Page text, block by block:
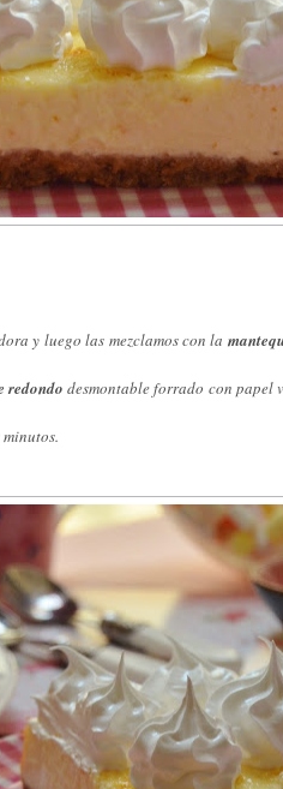
y luego las mezclamos con la
redondo desmontable forrado con papel